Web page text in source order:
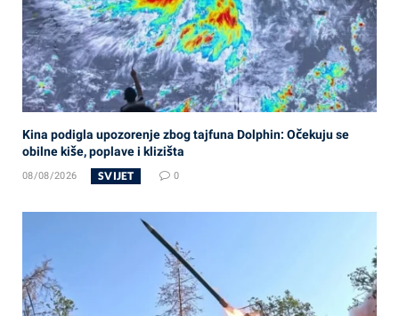
Kina podigla upozorenje zbog tajfuna Dolphin: Očekuju se
obilne kiše, poplave i klizišta
08/08/2026 SVIJET 0